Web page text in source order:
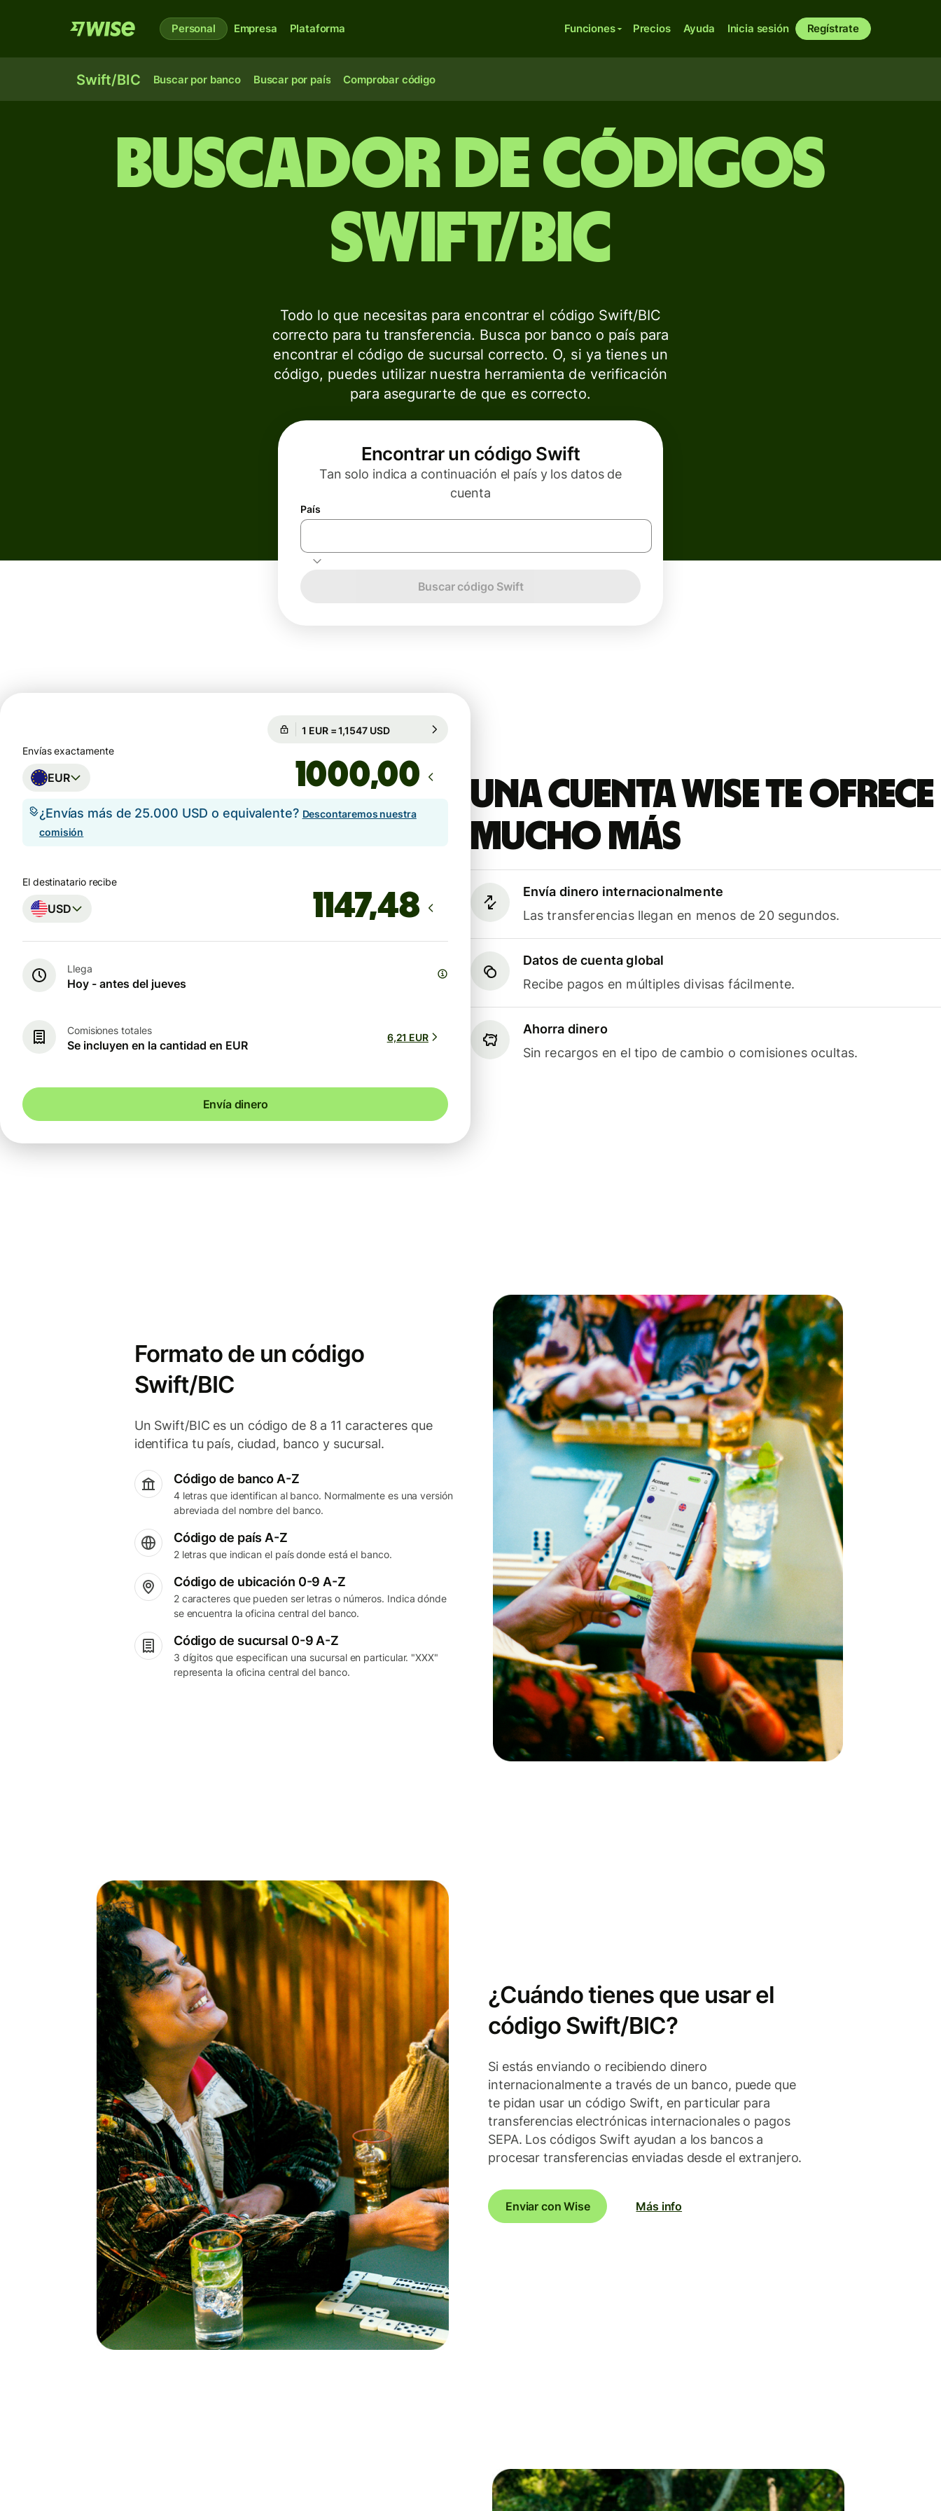
Personal Empresa Plataforma Funciones Precios Ayuda Inicia sesión Regístrate
Swift/BIC Buscar por banco Buscar por país Comprobar código
Buscador de códigos
Swift/BIC
Todo lo que necesitas para encontrar el código Swift/BIC
correcto para tu transferencia. Busca por banco o país para
encontrar el código de sucursal correcto. O, si ya tienes un
código, puedes utilizar nuestra herramienta de verificación
para asegurarte de que es correcto.
Encontrar un código Swift
Tan solo indica a continuación el país y los datos de
cuenta
País
Buscar código Swift
Una cuenta Wise te ofrece
mucho más
Envía dinero internacionalmente
Las transferencias llegan en menos de 20 segundos.
Datos de cuenta global
Recibe pagos en múltiples divisas fácilmente.
Ahorra dinero
Sin recargos en el tipo de cambio o comisiones ocultas.
Garantizado durante 33 h
Envías exactamente
EUR ,00
¿Envías más de 25.000 USD o equivalente? Descontaremos nuestra
comisión
El destinatario recibe
USD
Llega
Hoy - antes del jueves
Comisiones totales
Se incluyen en la cantidad en EUR
6,21 EUR
Envía dinero
Formato de un código
Swift/BIC
Un Swift/BIC es un código de 8 a 11 caracteres que
identifica tu país, ciudad, banco y sucursal.
Código de banco A-Z
4 letras que identifican al banco. Normalmente es una versión
abreviada del nombre del banco.
Código de país A-Z
2 letras que indican el país donde está el banco.
Código de ubicación 0-9 A-Z
2 caracteres que pueden ser letras o números. Indica dónde
se encuentra la oficina central del banco.
Código de sucursal 0-9 A-Z
3 dígitos que especifican una sucursal en particular. "XXX"
representa la oficina central del banco.
¿Cuándo tienes que usar el
código Swift/BIC?
Si estás enviando o recibiendo dinero
internacionalmente a través de un banco, puede que
te pidan usar un código Swift, en particular para
transferencias electrónicas internacionales o pagos
SEPA. Los códigos Swift ayudan a los bancos a
procesar transferencias enviadas desde el extranjero.
Enviar con Wise Más info